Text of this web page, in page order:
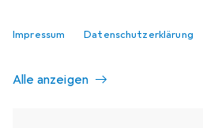
Impressum Datenschutzerklärung
Verfügbarkeit
Alle anzeigen